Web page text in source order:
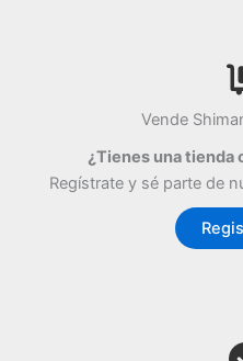
Vende
¿Tienes una tienda
Regístrate y sé parte de